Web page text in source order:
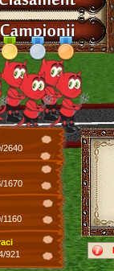
2640
1670
1160
921